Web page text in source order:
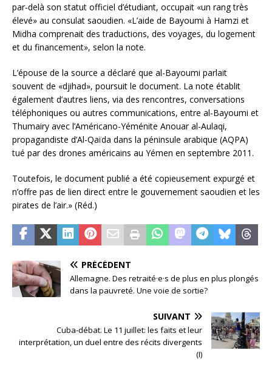
par-delà son statut officiel d’étudiant, occupait «un rang très
élevé» au consulat saoudien. «L’aide de Bayoumi à Hamzi et
Midha comprenait des traductions, des voyages, du logement
et du financement», selon la note.
L’épouse de la source a déclaré que al-Bayoumi parlait
souvent de «djihad», poursuit le document. La note établit
également d’autres liens, via des rencontres, conversations
téléphoniques ou autres communications, entre al-Bayoumi et
Thumairy avec l’Américano-Yéménite Anouar al-Aulaqi,
propagandiste d’Al-Qaïda dans la péninsule arabique (AQPA)
tué par des drones américains au Yémen en septembre 2011.
Toutefois, le document publié a été copieusement expurgé et
n’offre pas de lien direct entre le gouvernement saoudien et les
pirates de l’air.» (Réd.)
PRÉCÉDENT
Allemagne. Des retraité·e·s de plus en plus plongés
dans la pauvreté. Une voie de sortie?
SUIVANT
Cuba-débat. Le 11 juillet: les faits et leur
interprétation, un duel entre des récits divergents
(I)